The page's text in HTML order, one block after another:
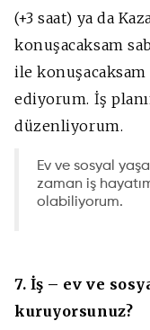
(+3 saat) ya da
konuşacaksam
ile
ediyorum. İş
düzenliyorum.
Ev ve sosyal
zaman iş
olabiliyorum.
7. İş – ev ve
kuruyorsunuz?